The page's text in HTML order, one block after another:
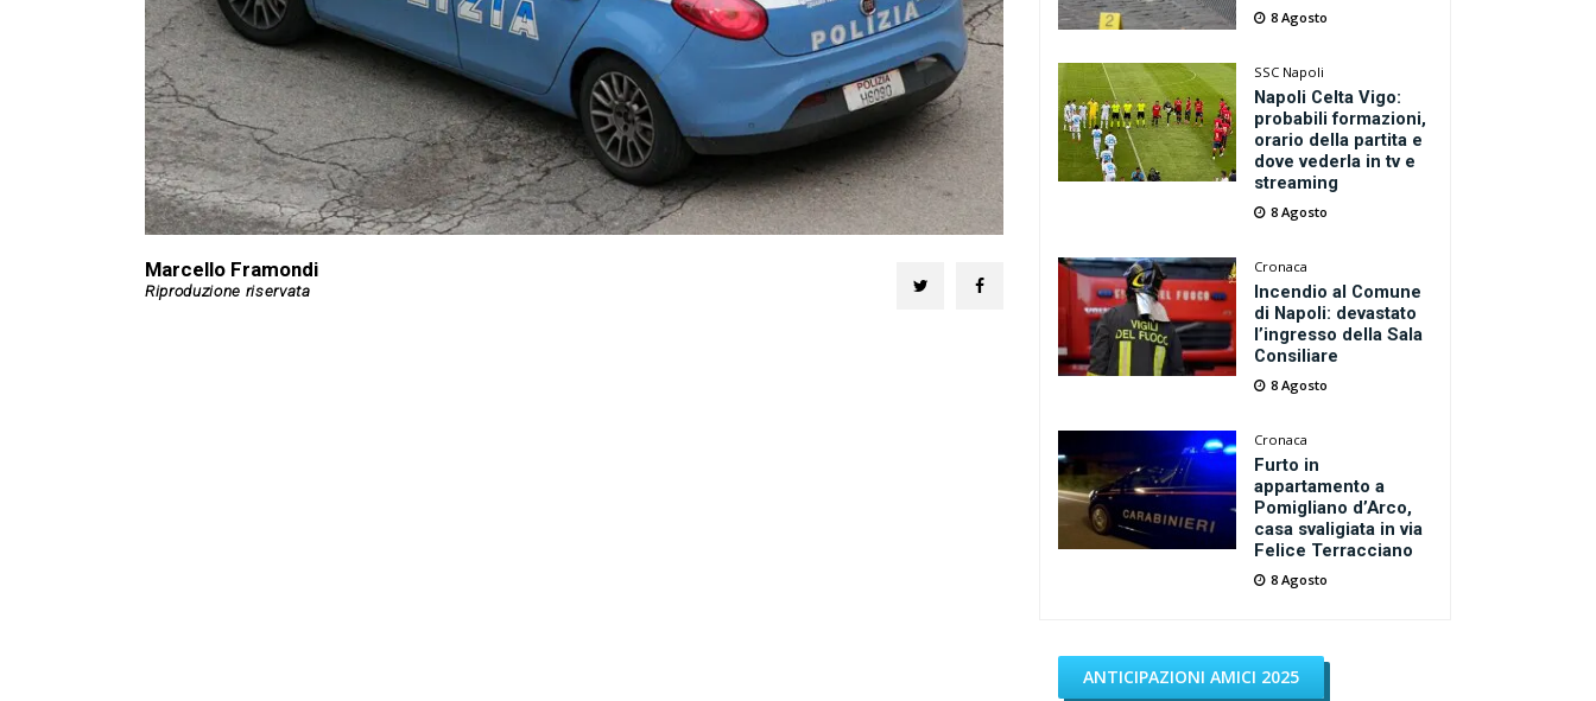
Marcello Framondi
8 Agosto
SSC Napoli
Napoli Celta Vigo:
probabili formazioni,
orario della partita e
dove vederla in tv e
streaming
8 Agosto
Cronaca
Incendio al Comune
di Napoli: devastato
l’ingresso della Sala
Consiliare
8 Agosto
Cronaca
Furto in
appartamento a
Pomigliano d’Arco,
casa svaligiata in via
Felice Terracciano
8 Agosto
ANTICIPAZIONI AMICI 2025